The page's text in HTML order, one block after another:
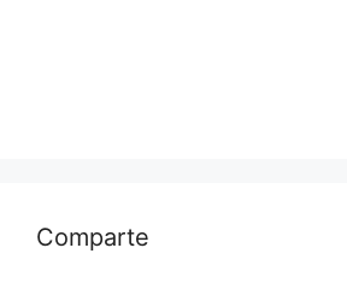
Comparte